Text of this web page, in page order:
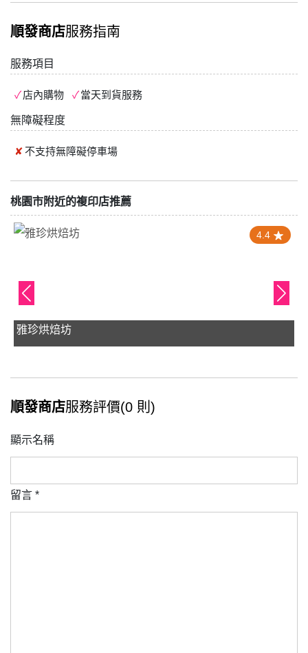
順發商店服務指南
服務項目
店內購物 當天到貨服務
無障礙程度
不支持無障礙停車場
桃園市附近的複印店推薦
4.4
雅珍烘焙坊
順發商店服務評價(0 則)
顯示名稱
留言 *